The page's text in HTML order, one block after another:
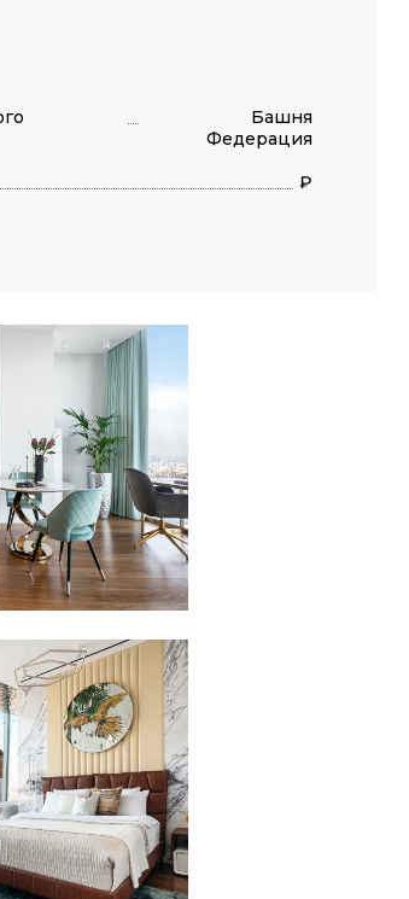
Башня
Федерация
₽